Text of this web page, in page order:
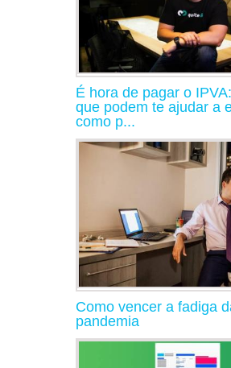
É hora de pagar o
que podem te ajudar a
como p...
Como vencer a fadiga
pandemia